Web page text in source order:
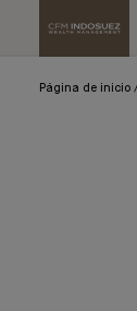
Página de inicio